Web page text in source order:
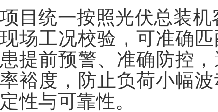
项目统一按照光伏总装
现场工况校验，可准确
患提前预警、准确防控
率裕度，防止负荷小幅
定性与可靠性。